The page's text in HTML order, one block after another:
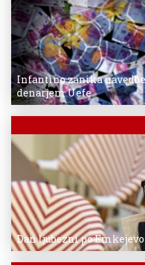
Infantino zanika
denarjem Uefe
Dan ljubezni po Emkejevo